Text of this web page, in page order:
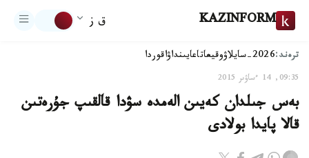
KAZINFORM ق ز
ترەند:2026-سايلاۋ وقيعاتاعايىنداۋاقوردا
09:35, 14 ءساۋىر 2015
بەس جىلدان كەيىن الەمدە سۋدا قالقىپ جۇرەتىن
قالا پايدا بولادى